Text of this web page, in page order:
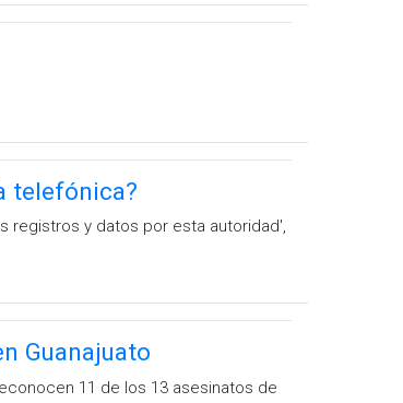
telefónica?
registros y datos por esta autoridad',
Guanajuato
11 de los 13 asesinatos de